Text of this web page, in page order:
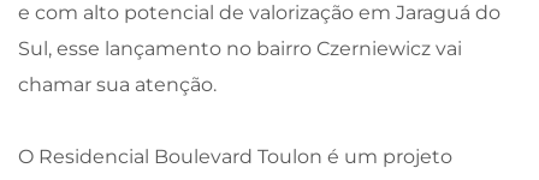
e com alto potencial de valorização em Jaraguá do
Sul, esse lançamento no bairro Czerniewicz vai
chamar sua atenção.
O Residencial Boulevard Toulon é um projeto